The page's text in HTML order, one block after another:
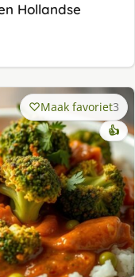
Hollandse
Maak favoriet3
👍